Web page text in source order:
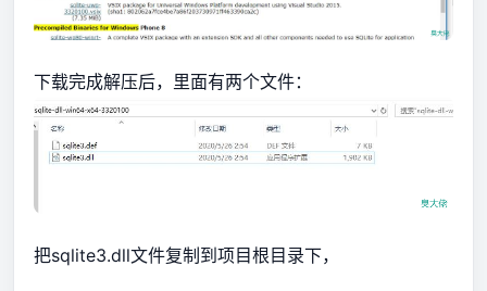
下载完成解压后，里面有两个文件：
把sqlite3.dll文件复制到项目根目录下，